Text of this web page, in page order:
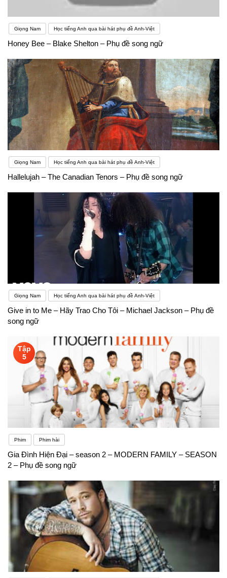
Giọng Nam Học tiếng Anh qua bài hát phụ đề Anh-Việt
Honey Bee – Blake Shelton – Phụ đề song ngữ
Giọng Nam Học tiếng Anh qua bài hát phụ đề Anh-Việt
Hallelujah – The Canadian Tenors – Phụ đề song ngữ
Giọng Nam Học tiếng Anh qua bài hát phụ đề Anh-Việt
Give in to Me – Hãy Trao Cho Tôi – Michael Jackson – Phụ đề
song ngữ
Tập
5
Phim Phim hài
Gia Đình Hiện Đại – season 2 – MODERN FAMILY – SEASON
2 – Phụ đề song ngữ